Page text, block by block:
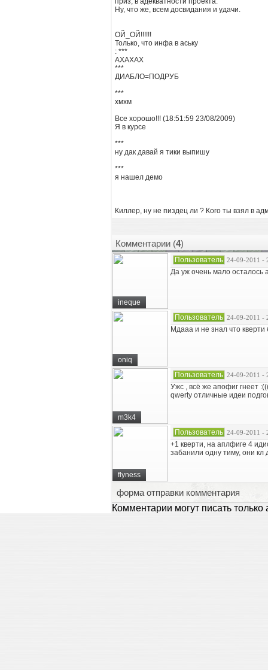
Ну, что же, всем досвидания и удачи.
ОЙ_ОЙ!!!!!!
Только, что инфа в аську
: ***
АХАХАХ
***
ДИАБЛО=ПОДРУБ
***
хмхм
Все хорошо!!! (18:51:59 23/08/2009)
Я в курсе
***
ну дак давай я тики выпишу
***
я нашел демо
Киллер, ну не пиздец ли ? Кого ты взял в
Комментарии (4)
ineque
Пользователь 24-09-2011 -
Да уж очень мало осталось
oniq
Пользователь 24-09-2011 -
Мдааа и не знал что
m3k4
Пользователь 24-09-2011 -
Ужс , всё же апофиг гнеет
qwerty отличные идеи
flyness
Пользователь 24-09-2011 -
+1 кверти, на аплфиге 4
забанили одну тиму, они
форма отправки комментария
Комментарии могут писать